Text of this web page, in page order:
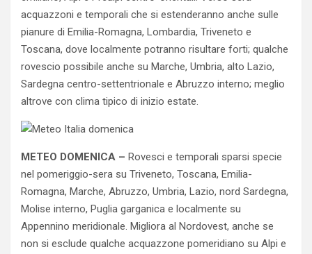
acquazzoni e temporali che si estenderanno anche sulle
pianure di Emilia-Romagna, Lombardia, Triveneto e
Toscana, dove localmente potranno risultare forti; qualche
rovescio possibile anche su Marche, Umbria, alto Lazio,
Sardegna centro-settentrionale e Abruzzo interno; meglio
altrove con clima tipico di inizio estate.
METEO DOMENICA – Rovesci e temporali sparsi specie
nel pomeriggio-sera su Triveneto, Toscana, Emilia-
Romagna, Marche, Abruzzo, Umbria, Lazio, nord Sardegna,
Molise interno, Puglia garganica e localmente su
Appennino meridionale. Migliora al Nordovest, anche se
non si esclude qualche acquazzone pomeridiano su Alpi e